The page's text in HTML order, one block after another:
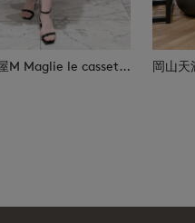
日本橋高島屋M Maglie le cassetto 岡山天